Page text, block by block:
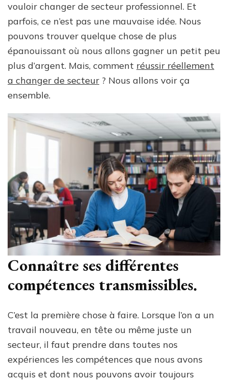
vouloir changer de secteur professionnel. Et
parfois, ce n’est pas une mauvaise idée. Nous
pouvons trouver quelque chose de plus
épanouissant où nous allons gagner un petit peu
plus d’argent. Mais, comment réussir réellement
a changer de secteur ? Nous allons voir ça
ensemble.
Connaître ses différentes
compétences transmissibles.
C’est la première chose à faire. Lorsque l’on a un
travail nouveau, en tête ou même juste un
secteur, il faut prendre dans toutes nos
expériences les compétences que nous avons
acquis et dont nous pouvons avoir toujours